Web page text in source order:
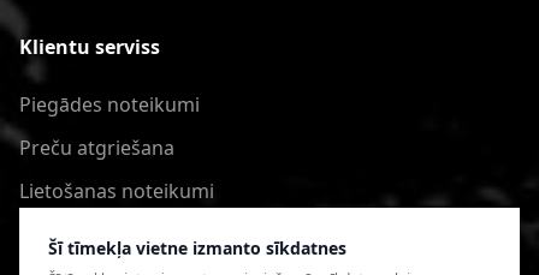
Šī tīmekļa vietne izmanto sīkdatnes
Klientu serviss
Piegādes noteikumi
Preču atgriešana
Lietošanas noteikumi
Privātuma politika